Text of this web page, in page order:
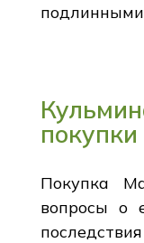
Покупка
вопросы о